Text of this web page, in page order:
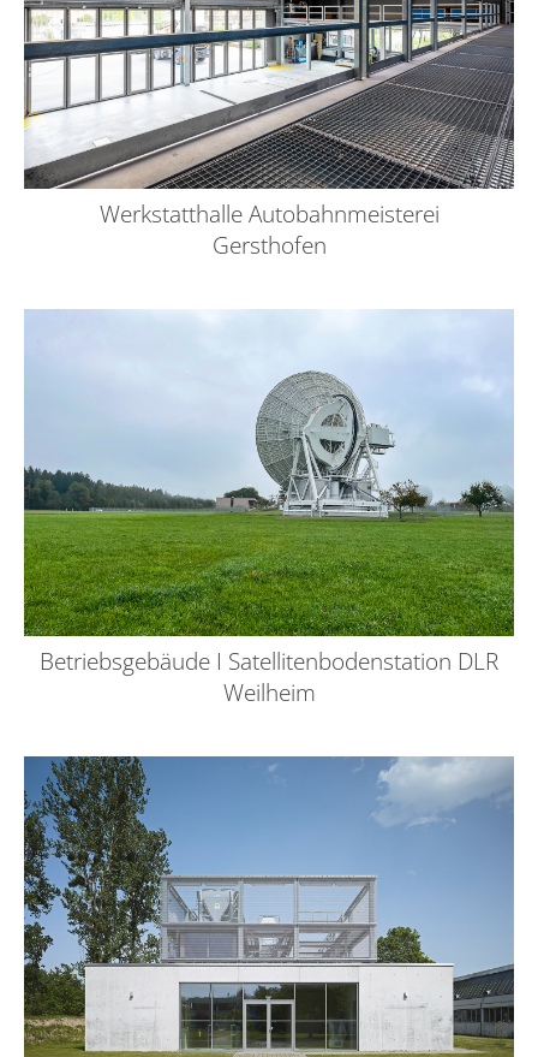
Werkstatthalle Autobahnmeisterei
Gersthofen
Betriebsgebäude I Satellitenbodenstation DLR
Weilheim